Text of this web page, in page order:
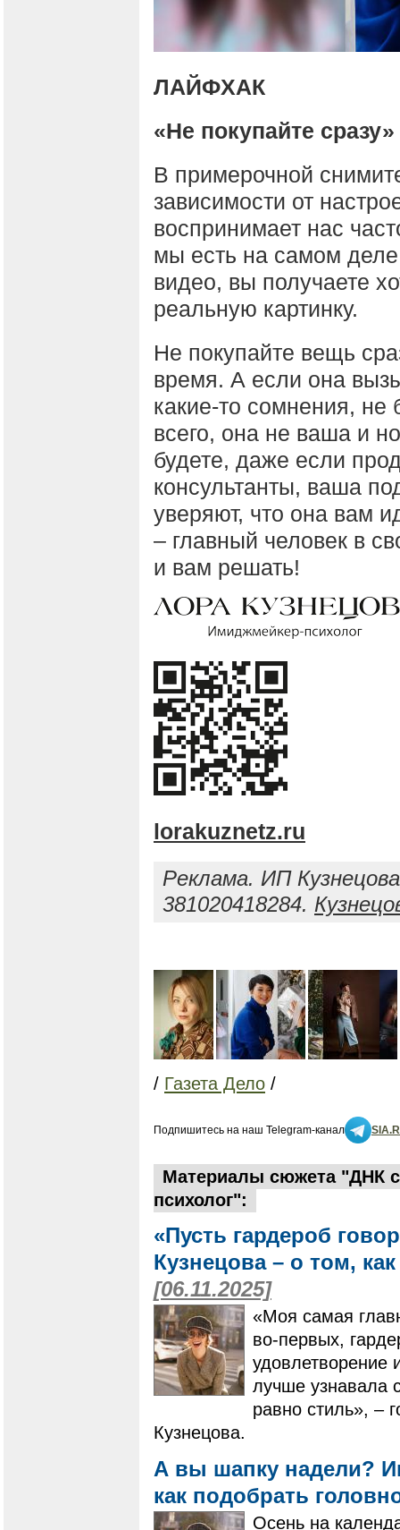
ЛАЙФХАК
«Не покупайте сразу»
В примерочной
зависимости от
воспринимает нас
мы есть на самом
видео, вы получаете
реальную картинку.
Не покупайте вещь
время. А если она
какие-то сомнения, не
всего, она не ваша и
будете, даже если
консультанты, ваша
уверяют, что она вам
– главный человек в
и вам решать!
lorakuznetz.ru
Реклама. ИП
381020418284.
/ Газета Дело /
Подпишитесь на наш Telegram-канал
Материалы сюжета "ДНК
психолог":
«Пусть гардероб
Кузнецова – о том,
[06.11.2025]
«Моя самая
во-первых,
удовлетворение
лучше узнавала
равно стиль», –
Кузнецова.
А вы шапку надели?
как подобрать
​​​​​​​Осень на